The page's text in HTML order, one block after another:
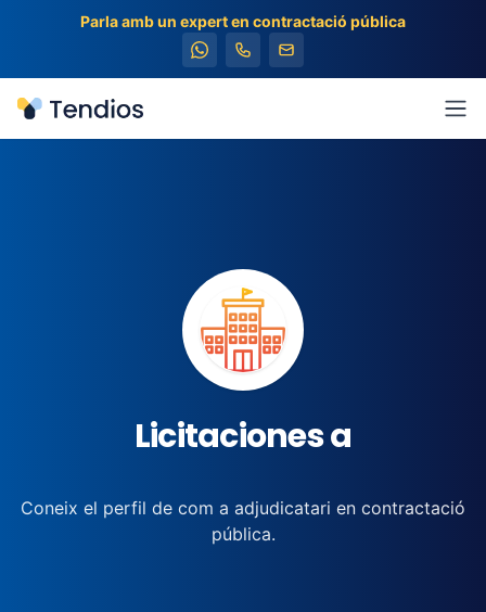
Parla amb un expert en contractació pública
Tendios
Licitaciones a
Coneix el perfil de com a adjudicatari en contractació
pública.